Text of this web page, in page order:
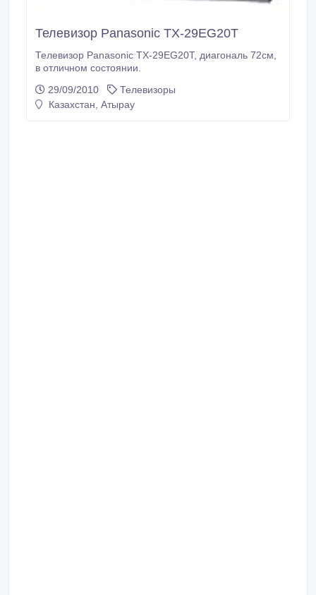
Телевизор Panasonic TX-29EG20T
Телевизор Panasonic TX-29EG20T, диагональ 72см,
в отличном состоянии.
29/09/2010
Телевизоры
Казахстан, Атырау